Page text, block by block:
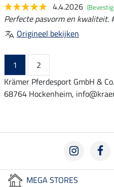
4.4.2026
Perfecte pasvorm en kwaliteit.
Origineel bekijken
1
2
Krämer Pferdesport GmbH &
68764 Hockenheim,
MEGA STORES